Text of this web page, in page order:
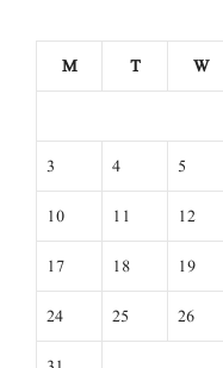
M
T W
3
4 5
10
11 12
17
18 19
24
25 26